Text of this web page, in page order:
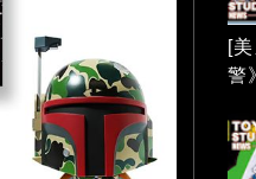
[
警